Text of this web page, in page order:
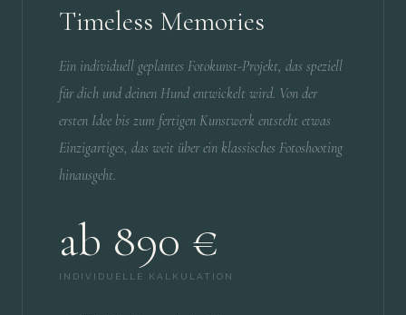
Timeless Memories
Ein individuell geplantes Fotokunst-Projekt, das speziell
für dich und deinen Hund entwickelt wird. Von der
ersten Idee bis zum fertigen Kunstwerk entsteht etwas
Einzigartiges, das weit über ein klassisches Fotoshooting
hinausgeht.
ab 890 €
INDIVIDUELLE KALKULATION